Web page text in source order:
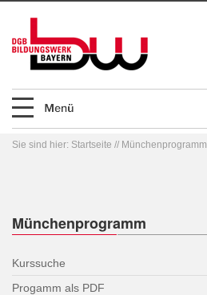
Sie sind hier: Startseite // Münchenprogramm
Münchenprogramm
Kurssuche
Progamm als PDF